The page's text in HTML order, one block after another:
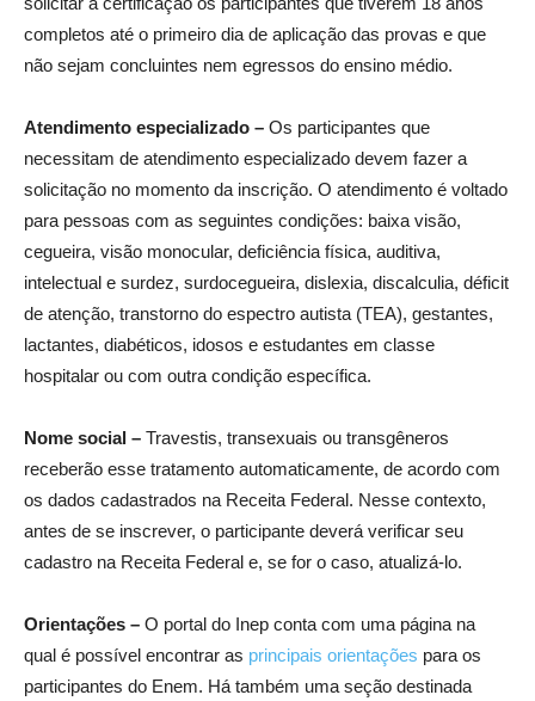
completos até o primeiro dia de aplicação das provas e que
não sejam concluintes nem egressos do ensino médio.
Atendimento especializado – Os participantes que
necessitam de atendimento especializado devem fazer a
solicitação no momento da inscrição. O atendimento é voltado
para pessoas com as seguintes condições: baixa visão,
cegueira, visão monocular, deficiência física, auditiva,
intelectual e surdez, surdocegueira, dislexia, discalculia, déficit
de atenção, transtorno do espectro autista (TEA), gestantes,
lactantes, diabéticos, idosos e estudantes em classe
hospitalar ou com outra condição específica.
Nome social – Travestis, transexuais ou transgêneros
receberão esse tratamento automaticamente, de acordo com
os dados cadastrados na Receita Federal. Nesse contexto,
antes de se inscrever, o participante deverá verificar seu
cadastro na Receita Federal e, se for o caso, atualizá-lo.
Orientações – O portal do Inep conta com uma página na
qual é possível encontrar as principais orientações para os
participantes do Enem. Há também uma seção destinada